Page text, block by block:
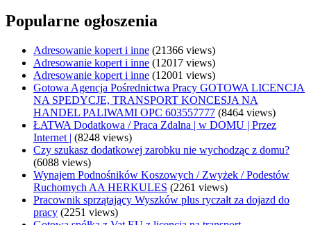
Popularne ogłoszenia
Adresowanie kopert i inne (21366 views)
Adresowanie kopert i inne (12017 views)
Adresowanie kopert i inne (12001 views)
Gotowa Agencja Pośrednictwa Pracy GOTOWA LICENCJA
NA SPEDYCJE, TRANSPORT KONCESJA NA
HANDEL PALIWAMI OPC 603557777 (8464 views)
ŁATWA Dodatkowa / Praca Zdalna | w DOMU | Przez
Internet | (8248 views)
Czy szukasz dodatkowej zarobku nie wychodząc z domu?
(6088 views)
Wynajem Podnośników Koszowych / Zwyżek / Podestów
Ruchomych AA HERKULES (2261 views)
Pracownik sprzątający Wyszków plus ryczałt za dojazd do
pracy (2251 views)